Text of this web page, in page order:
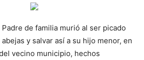
de familia murió al ser picado
y salvar así a su hijo menor, en
vecino municipio, hechos